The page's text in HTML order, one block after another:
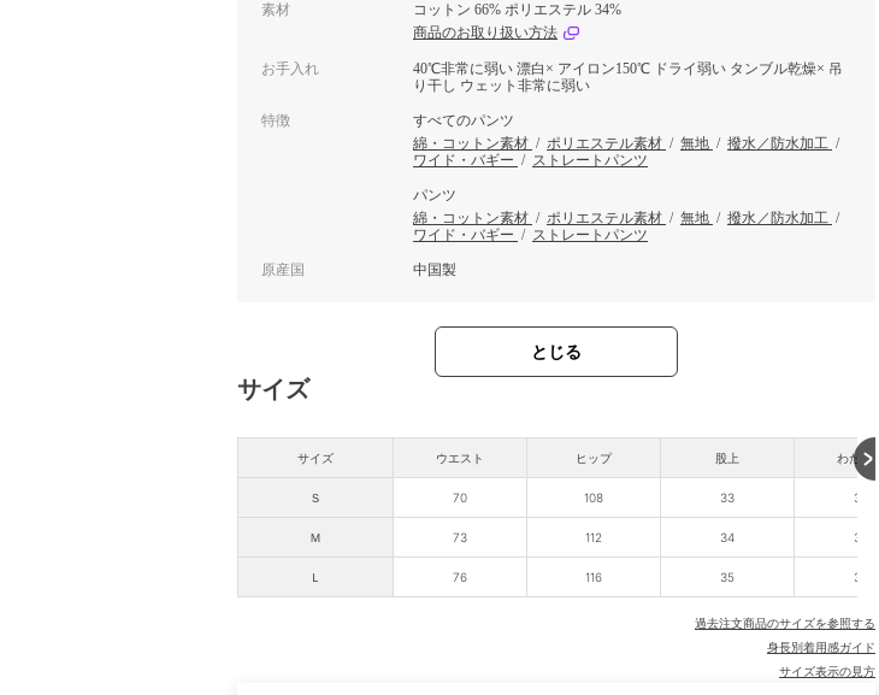
素材
コットン 66% ポリエステル 34%
商品のお取り扱い方法
お手入れ
40℃非常に弱い 漂白× アイロン150℃ ドライ弱い タンブル乾燥× 吊
り干し ウェット非常に弱い
特徴
すべてのパンツ
綿・コットン素材 / ポリエステル素材 / 無地 / 撥水／防水加工 /
ワイド・バギー / ストレートパンツ
パンツ
綿・コットン素材 / ポリエステル素材 / 無地 / 撥水／防水加工 /
ワイド・バギー / ストレートパンツ
原産国 中国製
とじる
サイズ
サイズ
Ｓ
Ｍ
Ｌ
ウエスト ヒップ 股上 わたり幅
70 108 33 35
73 112 34 36
76 116 35 38
過去注文商品のサイズを参照する
身長別着用感ガイド
サイズ表示の見方